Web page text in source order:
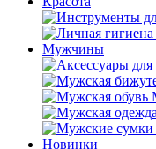
Мужчины
Новинки